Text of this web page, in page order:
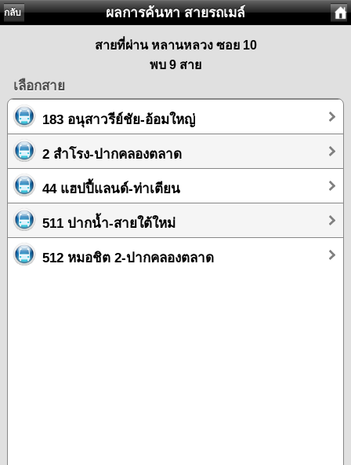
กลับ ผลการค้นหา สายรถเมล์
สายที่ผ่าน หลานหลวง ซอย 10
พบ 9 สาย
เลือกสาย
183 อนุสาวรีย์ชัย-อ้อมใหญ่
2 สำโรง-ปากคลองตลาด
44 แฮปปี้แลนด์-ท่าเตียน
511 ปากน้ำ-สายใต้ใหม่
512 หมอชิต 2-ปากคลองตลาด